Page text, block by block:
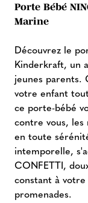
Porte Bébé
Marine
Découvrez le
Kinderkraft, un
jeunes parents.
votre enfant
ce porte-bébé
contre vous,
en toute
intemporelle,
CONFETTI,
constant à
promenades.